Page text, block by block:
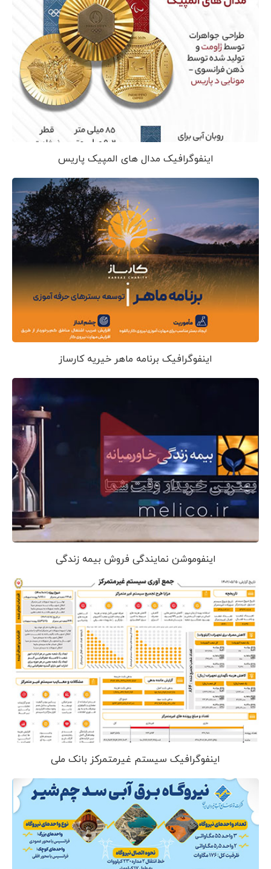
اینفوگرافیک مدال های المپیک پاریس
اینفوگرافیک برنامه ماهر خیریه کارساز
اینفوموشن نمایندگی فروش بیمه زندگی
اینفوگرافیک سیستم غیرمتمرکز بانک ملی